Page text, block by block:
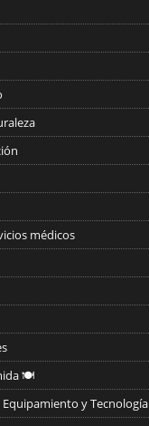
médicos
🍽️
y Tecnología